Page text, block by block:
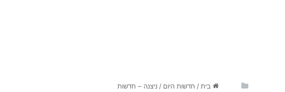
בית / חדשות היום / ניצנה – חדשות